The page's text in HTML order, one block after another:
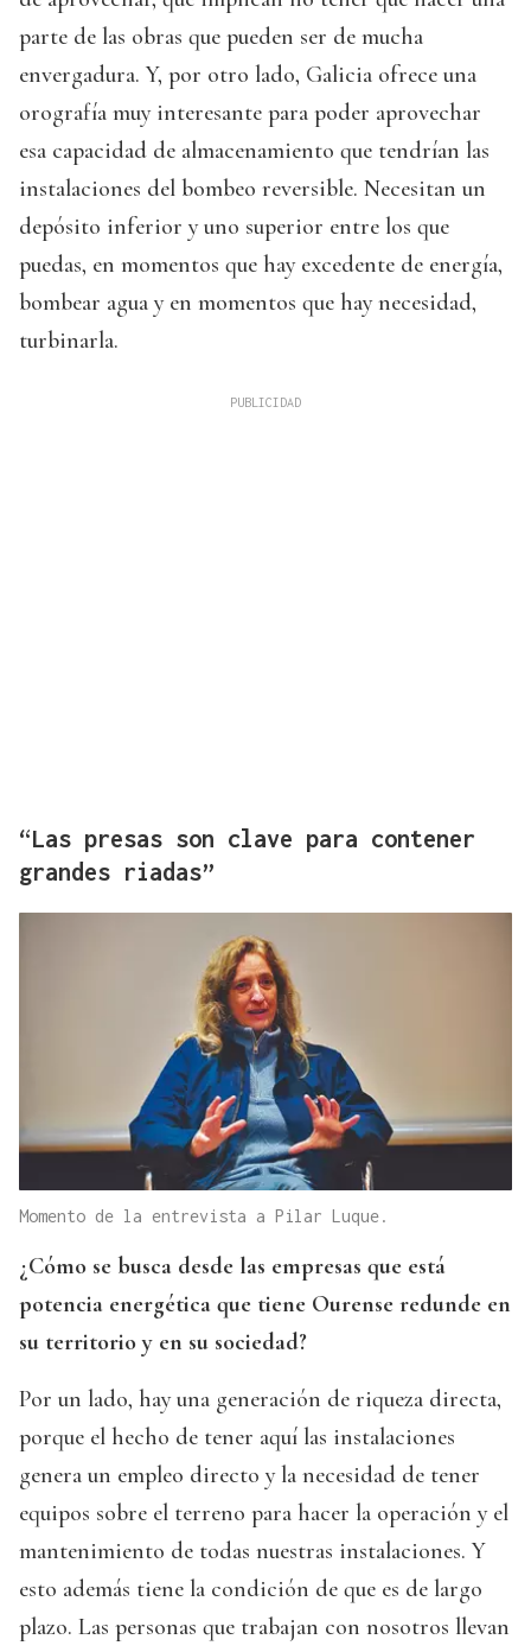
parte de las obras que pueden ser de mucha
envergadura. Y, por otro lado, Galicia ofrece una
orografía muy interesante para poder aprovechar
esa capacidad de almacenamiento que tendrían las
instalaciones del bombeo reversible. Necesitan un
depósito inferior y uno superior entre los que
puedas, en momentos que hay excedente de energía,
bombear agua y en momentos que hay necesidad,
turbinarla.
“Las presas son clave para contener
grandes riadas”
Momento de la entrevista a Pilar Luque.
¿Cómo se busca desde las empresas que está
potencia energética que tiene Ourense redunde en
su territorio y en su sociedad?
Por un lado, hay una generación de riqueza directa,
porque el hecho de tener aquí las instalaciones
genera un empleo directo y la necesidad de tener
equipos sobre el terreno para hacer la operación y el
mantenimiento de todas nuestras instalaciones. Y
esto además tiene la condición de que es de largo
plazo. Las personas que trabajan con nosotros llevan